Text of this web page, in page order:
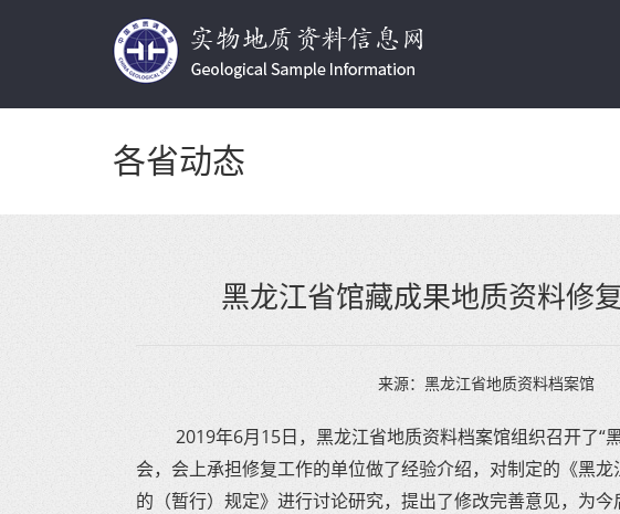
各省动态
黑龙江省馆藏成果地质资料修
来源：黑龙江省地质资料档案馆
2019年6月15日，黑龙江省地质资料档案馆组织召开了“
会，会上承担修复工作的单位做了经验介绍，对制定的《黑
的（暂行）规定》进行讨论研究，提出了修改完善意见，为